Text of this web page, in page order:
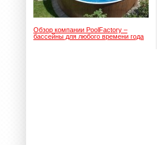
Обзор компании PoolFactory –
бассейны для любого времени года